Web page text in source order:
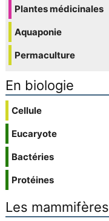
Plantes médicinales
Aquaponie
Permaculture
En biologie
Cellule
Eucaryote
Bactéries
Protéines
Les mammifères